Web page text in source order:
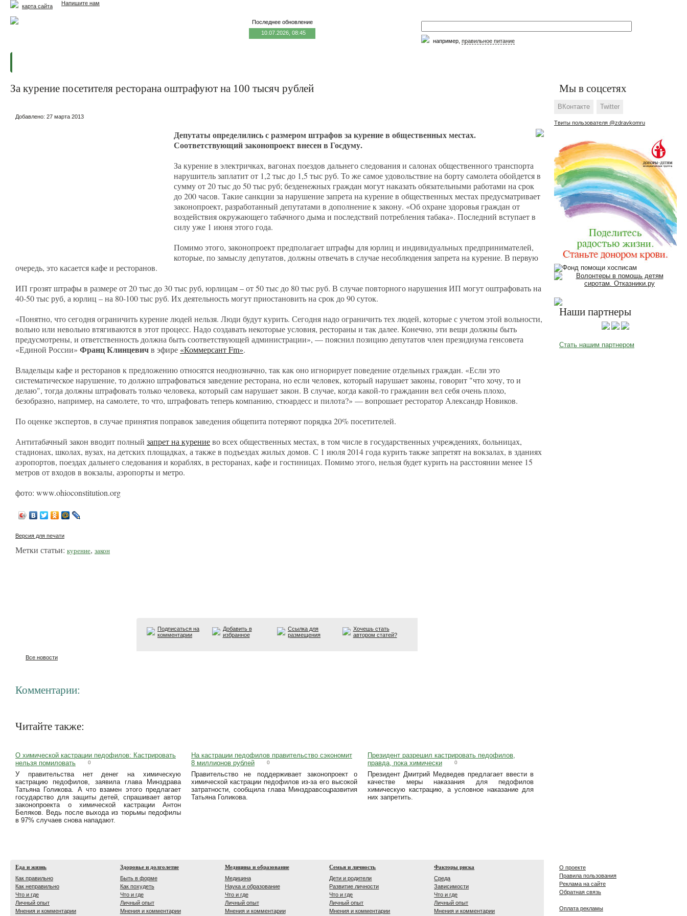
Напишите нам
например, правильное питание
карта сайта
Последнее обновление
10.07.2026, 08:45
Мы в соцсетях
ВКонтакте Twitter
Твиты пользователя @zdravkomru
Наши партнеры
Стать нашим партнером
За курение посетителя ресторана оштрафуют на 100 тысяч рублей
Добавлено: 27 марта 2013
Депутаты определились с размером штрафов за курение в общественных местах.
Соответствующий законопроект внесен в Госдуму.
За курение в электричках, вагонах поездов дальнего следования и салонах общественного транспорта
нарушитель заплатит от 1,2 тыс до 1,5 тыс руб. То же самое удовольствие на борту самолета обойдется в
сумму от 20 тыс до 50 тыс руб; безденежных граждан могут наказать обязательными работами на срок
до 200 часов. Такие санкции за нарушение запрета на курение в общественных местах предусматривает
законопроект, разработанный депутатами в дополнение к закону. «Об охране здоровья граждан от
воздействия окружающего табачного дыма и последствий потребления табака». Последний вступает в
силу уже 1 июня этого года.
Помимо этого, законопроект предполагает штрафы для юрлиц и индивидуальных предпринимателей,
которые, по замыслу депутатов, должны отвечать в случае несоблюдения запрета на курение. В первую
очередь, это касается кафе и ресторанов.
ИП грозят штрафы в размере от 20 тыс до 30 тыс руб, юрлицам – от 50 тыс до 80 тыс руб. В случае повторного нарушения ИП могут оштрафовать на
40-50 тыс руб, а юрлиц – на 80-100 тыс руб. Их деятельность могут приостановить на срок до 90 суток.
«Понятно, что сегодня ограничить курение людей нельзя. Люди будут курить. Сегодня надо ограничить тех людей, которые с учетом этой вольности,
вольно или невольно втягиваются в этот процесс. Надо создавать некоторые условия, рестораны и так далее. Конечно, эти вещи должны быть
предусмотрены, и ответственность должна быть соответствующей администрации», — пояснил позицию депутатов член президиума генсовета
«Единой России» Франц Клинцевичв эфире «Коммерсант Fm».
Владельцы кафе и ресторанов к предложению относятся неоднозначно, так как оно игнорирует поведение отдельных граждан. «Если это
систематическое нарушение, то должно штрафоваться заведение ресторана, но если человек, который нарушает законы, говорит "что хочу, то и
делаю", тогда должны штрафовать только человека, который сам нарушает закон. В случае, когда какой-то гражданин вел себя очень плохо,
безобразно, например, на самолете, то что, штрафовать теперь компанию, стюардесс и пилота?» — вопрошает ресторатор Александр Новиков.
По оценке экспертов, в случае принятия поправок заведения общепита потеряют порядка 20% посетителей.
Антитабачный закон вводит полный запрет на курениево всех общественных местах, в том числе в государственных учреждениях, больницах,
стадионах, школах, вузах, на детских площадках, а также в подъездах жилых домов. С 1 июля 2014 года курить также запретят на вокзалах, в зданиях
аэропортов, поездах дальнего следования и кораблях, в ресторанах, кафе и гостиницах. Помимо этого, нельзя будет курить на расстоянии менее 15
метров от входов в вокзалы, аэропорты и метро.
фото: www.ohioconstitution.org
Версия для печати
Метки статьи: курение, закон
Подписаться на
комментарии
Добавить в
избранное
Ссылка для
размещения
Хочешь стать
автором статей?
Все новости
Комментарии:
Читайте также:
О химической кастрации педофилов: Кастрировать
нельзя помиловать
0
У правительства нет денег на химическую
кастрацию педофилов, заявила глава Минздрава
Татьяна Голикова. А что взамен этого предлагает
государство для защиты детей, спрашивает автор
законопроекта о химической кастрации Антон
Беляков. Ведь после выхода из тюрьмы педофилы
в 97% случаев снова нападают.
На кастрации педофилов правительство сэкономит
8 миллионов рублей
0
Правительство не поддерживает законопроект о
химической кастрации педофилов из-за его высокой
затратности, сообщила глава Минздравсоцразвития
Татьяна Голикова.
Президент разрешил кастрировать педофилов,
правда, пока химически
0
Президент Дмитрий Медведев предлагает ввести в
качестве меры наказания для педофилов
химическую кастрацию, а условное наказание для
них запретить.
О проекте
Правила пользования
Реклама на сайте
Обратная связь
Оплата рекламы
Еда и жизнь
Как правильно
Как неправильно
Что и где
Личный опыт
Мнения и комментарии
Здоровье и долголетие
Быть в форме
Как похудеть
Что и где
Личный опыт
Мнения и комментарии
Медицина и образование
Медицина
Наука и образование
Что и где
Личный опыт
Мнения и комментарии
Семья и личность
Дети и родители
Развитие личности
Что и где
Личный опыт
Мнения и комментарии
Факторы риска
Среда
Зависимости
Что и где
Личный опыт
Мнения и комментарии